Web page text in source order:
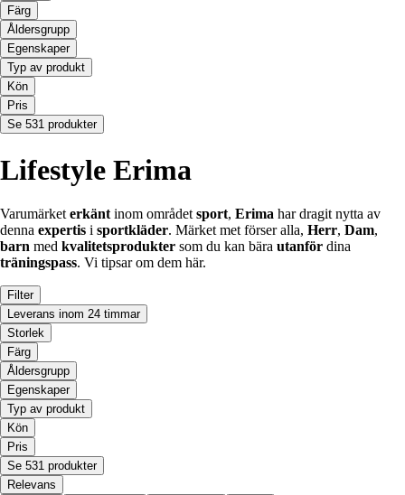
Färg
Åldersgrupp
Egenskaper
Typ av produkt
Kön
Pris
Se 531 produkter
Lifestyle Erima
Varumärket erkänt inom området sport, Erima har dragit nytta av
denna expertis i sportkläder. Märket met förser alla, Herr, Dam,
barn med kvalitetsprodukter som du kan bära utanför dina
träningspass. Vi tipsar om dem här.
Filter
Leverans inom 24 timmar
Storlek
Färg
Åldersgrupp
Egenskaper
Typ av produkt
Kön
Pris
Se 531 produkter
Relevans